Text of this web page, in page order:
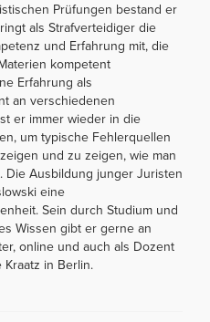
Prüfungen bestand er
als Strafverteidiger die
und Erfahrung mit, die
kompetent
Erfahrung als
an verschiedenen
er immer wieder in die
um typische Fehlerquellen
und zu zeigen, wie man
Die Ausbildung junger Juristen
eine
Sein durch Studium und
Wissen gibt er gerne an
online und auch als Dozent
Kraatz in Berlin.